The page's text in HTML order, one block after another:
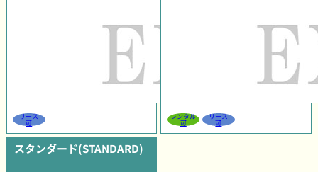
リース
可
レンタル
可
リース
可
スタンダード(STANDARD)